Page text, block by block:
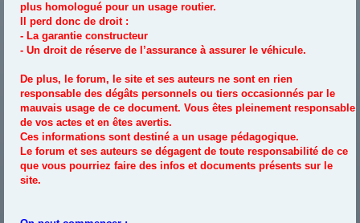
plus homologué pour un usage routier.
Il perd donc de droit :
- La garantie constructeur
- Un droit de réserve de l’assurance à assurer le véhicule.
De plus, le forum, le site et ses auteurs ne sont en rien
responsable des dégâts personnels ou tiers occasionnés par le
mauvais usage de ce document. Vous êtes pleinement responsable
de vos actes et en êtes avertis.
Ces informations sont destiné a un usage pédagogique.
Le forum et ses auteurs se dégagent de toute responsabilité de ce
que vous pourriez faire des infos et documents présents sur le
site.